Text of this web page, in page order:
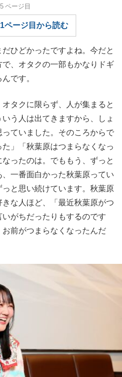
ページ目
ページ目から読む
ひどかったですよね。今だと
、オタクの一部もかなりドギ
です。
タクに限らず、人が集まると
う人は出てきますから、しょ
ていました。そのころからで
」「秋葉原はつまらなくなっ
ったのは。でももう、ずっと
一番面白かった秋葉原ってい
と思い続けています。秋葉原
な人ほど、「最近秋葉原がつ
がちだったりもするのです
前がつまらなくなったんだ